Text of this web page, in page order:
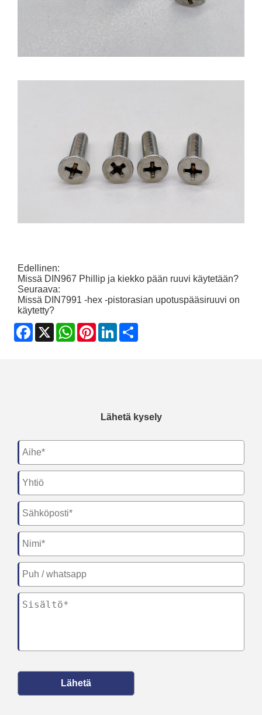
Edellinen:
Missä DIN967 Phillip ja kiekko pään ruuvi käytetään?
Seuraava:
Missä DIN7991 -hex -pistorasian upotuspääsiruuvi on
käytetty?
Facebook
X WhatsApp
PinterestLinkedIn
Lähetä kysely
Lähetä